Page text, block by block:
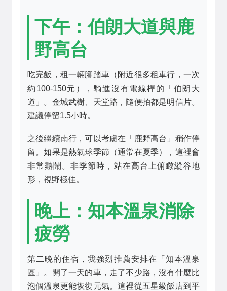
下午：伯朗大道與鹿
野高台
吃完飯，租一輛腳踏車（附近很多租車行，一次
約100-150元），騎進沒有電線桿的「伯朗大
道」。金城武樹、天堂路，隨便拍都是明信片。
建議停留1.5小時。
之後繼續南行，可以考慮在「鹿野高台」稍作停
留。如果是熱氣球季節（通常在夏季），這裡會
非常熱鬧。非季節時，站在高台上俯瞰縱谷地
形，視野極佳。
晚上：知本溫泉消除
疲勞
第二晚的住宿，我強烈推薦安排在「知本溫泉
區」。開了一天的車，走了不少路，沒有什麼比
泡個溫泉更能恢復元氣。這裡從五星級飯店到平